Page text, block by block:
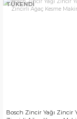
TÜKENDİ
Bosch Zincir Yağı Zincir